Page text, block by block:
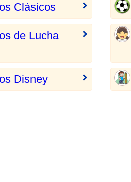
Clásicos
de Lucha
Disney